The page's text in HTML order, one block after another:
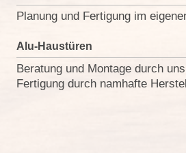
Planung und Fertigung im
Alu-Haustüren
Beratung und Montage durch
Fertigung durch namhafte